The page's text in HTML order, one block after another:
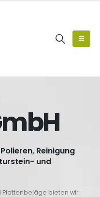
Reinigung
und
Plattenbeläge bieten wir